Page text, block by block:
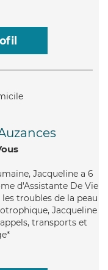
Jacqueline a 6
d'Assistante De Vie
troubles de la peau
Jacqueline
transports et